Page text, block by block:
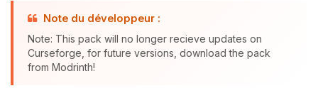
Note du développeur :
Note: This pack will no longer recieve updates on
Curseforge, for future versions, download the pack
from Modrinth!